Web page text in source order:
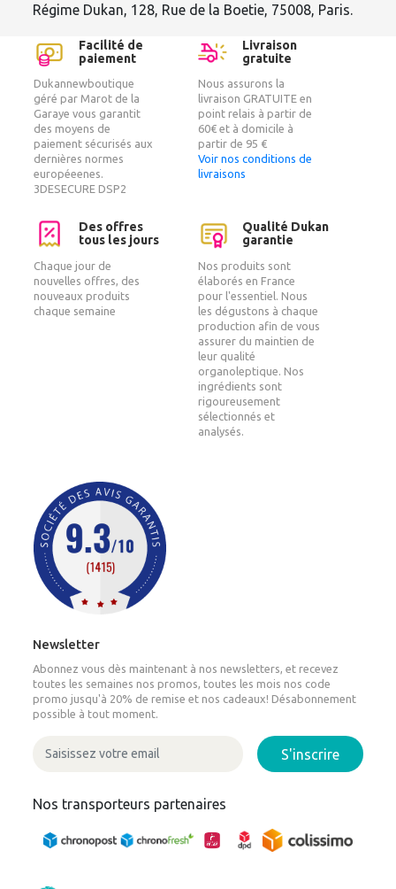
Régime Dukan, 128, Rue de la Boetie, 75008, Paris.
Facilité de
paiement
Dukannewboutique
géré par Marot de la
Garaye vous garantit
des moyens de
paiement sécurisés aux
dernières normes
européeenes.
3DESECURE DSP2
Livraison
gratuite
Nous assurons la
livraison GRATUITE en
point relais à partir de
60€ et à domicile à
partir de 95 €
Voir nos conditions de
livraisons
Des offres
tous les jours
Chaque jour de
nouvelles offres, des
nouveaux produits
chaque semaine
Qualité Dukan
garantie
Nos produits sont
élaborés en France
pour l'essentiel. Nous
les dégustons à chaque
production afin de vous
assurer du maintien de
leur qualité
organoleptique. Nos
ingrédients sont
rigoureusement
sélectionnés et
analysés.
Newsletter
Abonnez vous dès maintenant à nos newsletters, et recevez
toutes les semaines nos promos, toutes les mois nos code
promo jusqu'à 20% de remise et nos cadeaux! Désabonnement
possible à tout moment.
S'inscrire
Nos transporteurs partenaires